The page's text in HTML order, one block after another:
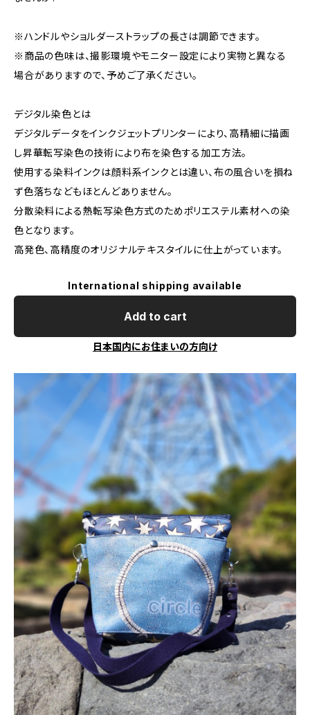
※ハンドルやショルダーストラップの長さは調節できます。
※商品の色味は、撮影環境やモニター設定により実物と異なる
場合がありますので、予めご了承ください。
デジタル染色とは
デジタルデータをインクジェットプリンターにより、高精細に描画
し昇華転写染色の技術により布を染色する加工方法。
使用する染料インクは顔料系インクとは違い、布の風合いを損ね
ず色落ちなどもほとんどありません。
分散染料による熱転写染色方式のためポリエステル素材への染
色となります。
高発色、高精度のオリジナルテキスタイルに仕上がっています。
International shipping available
Add to cart
日本国内にお住まいの方向け